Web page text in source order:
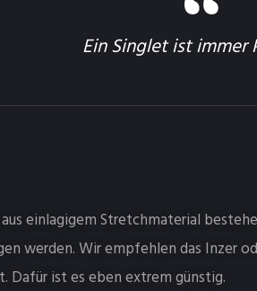
Ein Singlet ist immer
einlagigem Stretchmaterial
werden. Wir empfehlen das Inzer
Dafür ist es eben extrem günstig.